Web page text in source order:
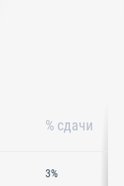
% сдачи
3%